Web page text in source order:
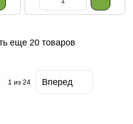
еще 20 товаров
1из 24 Вперед